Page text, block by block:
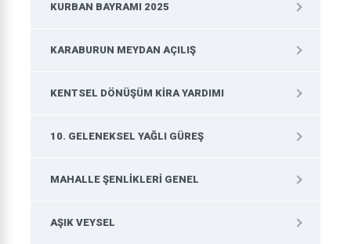
KURBAN BAYRAMI 2025
KARABURUN MEYDAN AÇILIŞ
KENTSEL DÖNÜŞÜM KIRA YARDIMI
10. GELENEKSEL YAĞLI GÜREŞ
MAHALLE ŞENLIKLERI GENEL
AŞIK VEYSEL